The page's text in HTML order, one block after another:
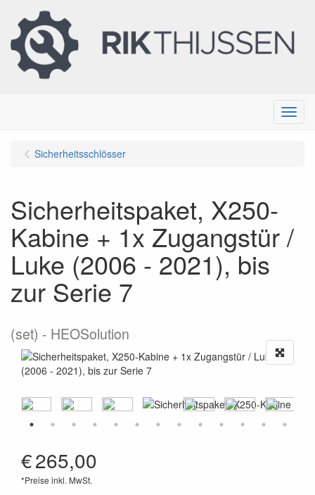
Menu
Sicherheitsschlösser
Sicherheitspaket, X250-
Kabine + 1x Zugangstür /
Luke (2006 - 2021), bis
zur Serie 7
(set) HEOSolution
€265,00
*Preise inkl. MwSt.